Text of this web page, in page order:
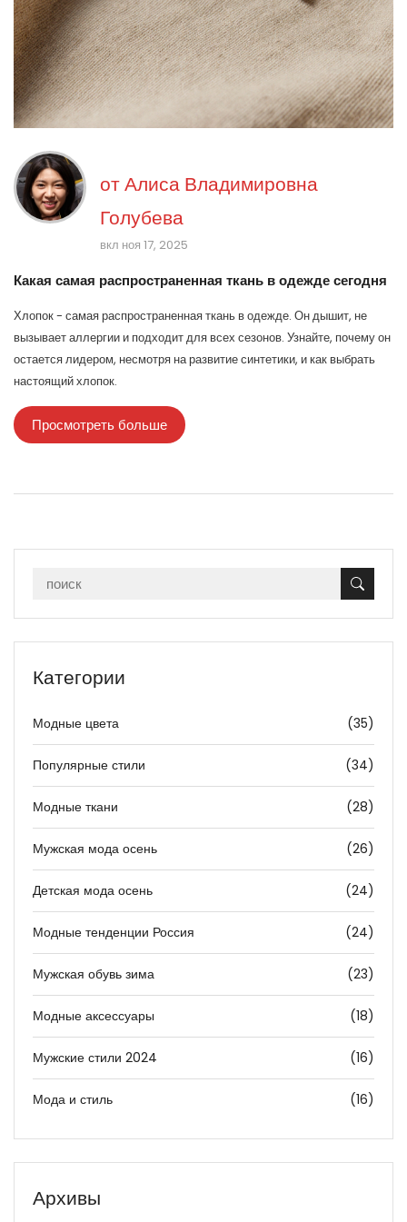
отАлиса Владимировна
Голубева
вкл ноя 17, 2025
Какая самая распространенная ткань в одежде сегодня
Хлопок - самая распространенная ткань в одежде. Он дышит, не
вызывает аллергии и подходит для всех сезонов. Узнайте, почему он
остается лидером, несмотря на развитие синтетики, и как выбрать
настоящий хлопок.
Просмотреть больше
Категории
Модные цвета (35)
Популярные стили (34)
Модные ткани (28)
Мужская мода осень (26)
Детская мода осень (24)
Модные тенденции Россия (24)
Мужская обувь зима (23)
Модные аксессуары (18)
Мужские стили 2024 (16)
Мода и стиль (16)
Архивы